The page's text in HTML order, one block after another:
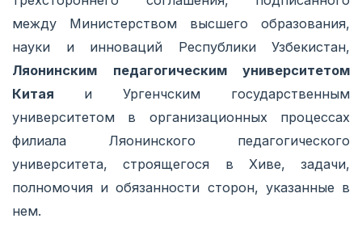
между Министерством высшего образования,
науки и инноваций Республики Узбекистан,
Ляонинским педагогическим университетом
Китая и Ургенчским государственным
университетом в организационных процессах
филиала Ляонинского педагогического
университета, строящегося в Хиве, задачи,
полномочия и обязанности сторон, указанные в
нем.